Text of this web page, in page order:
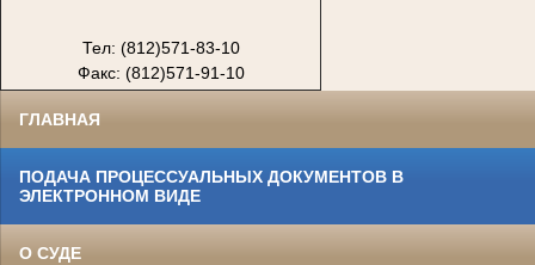
Тел: (812)571-83-10
Факс: (812)571-91-10
ГЛАВНАЯ
ПОДАЧА ПРОЦЕССУАЛЬНЫХ ДОКУМЕНТОВ В
ЭЛЕКТРОННОМ ВИДЕ
О СУДЕ